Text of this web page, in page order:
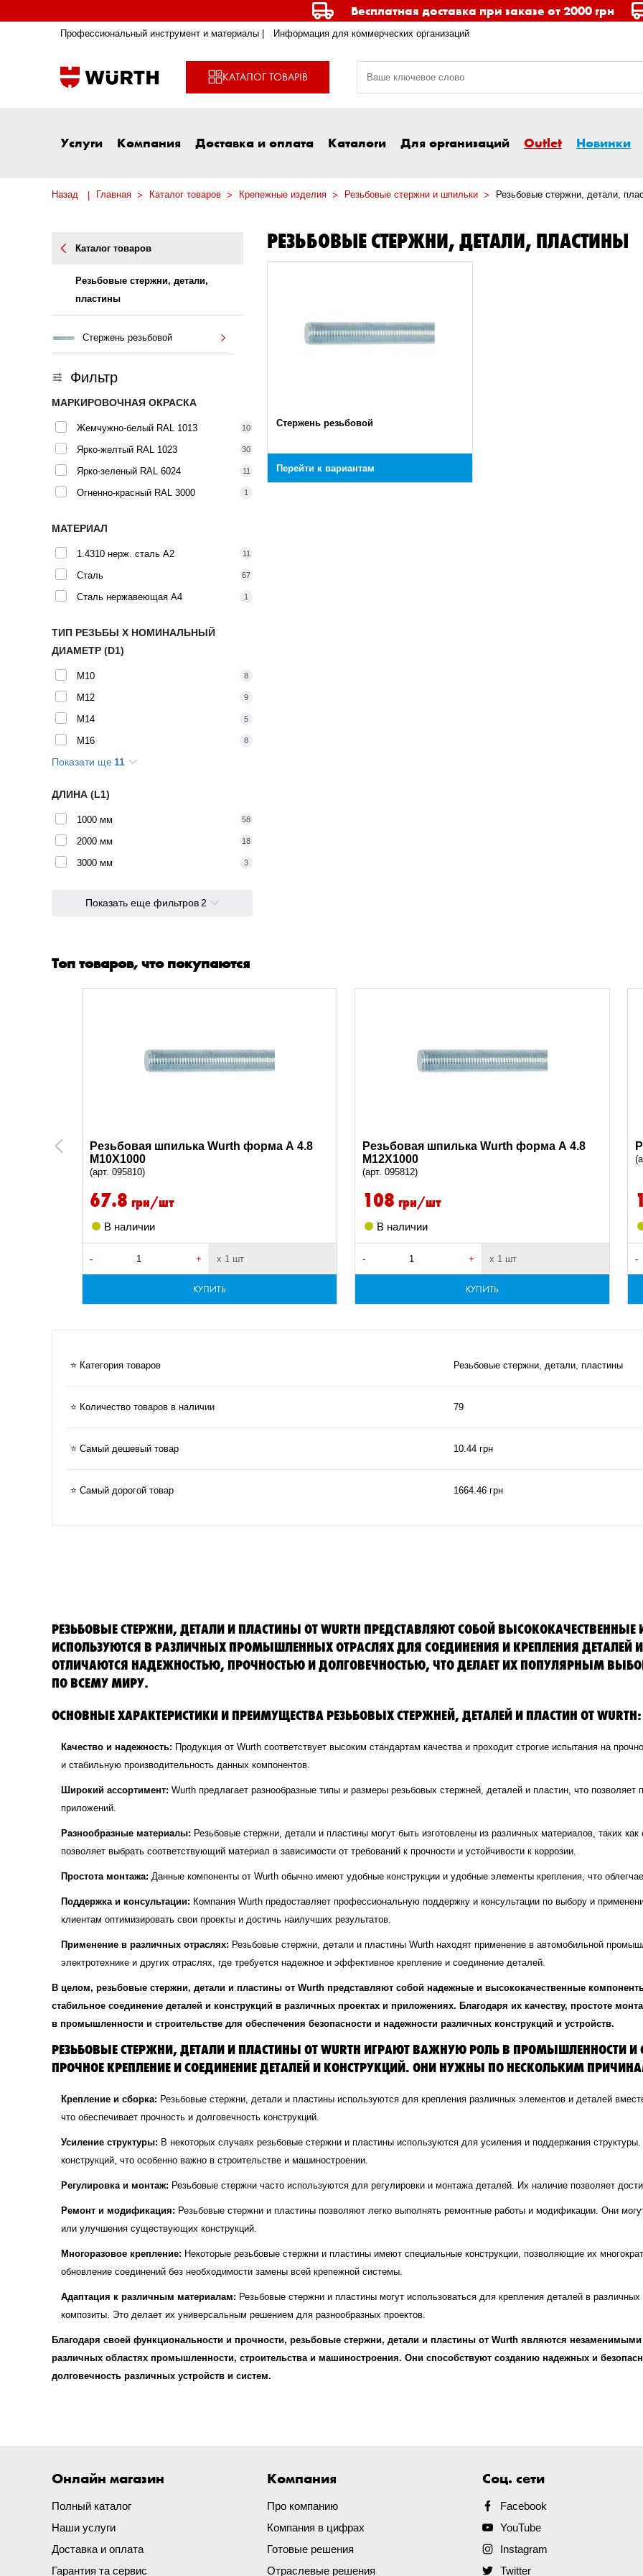
Бесплатная доставка при заказе от 2000 грн
Профессиональный инструмент и материалы | Информация для коммерческих организаций
КАТАЛОГ ТОВАРІВ
Услуги Компания Доставка и оплата Каталоги Для организаций Outlet Новинки
Назад Главная Каталог товаров Крепежные изделия Резьбовые стержни и шпильки Резьбовые стержни, детали,
Каталог товаров
Резьбовые стержни, детали,
пластины
Стержень резьбовой
Фильтр
МАРКИРОВОЧНАЯ ОКРАСКА
Жемчужно-белый RAL 1013 10
Ярко-желтый RAL 1023 30
Ярко-зеленый RAL 6024 11
Огненно-красный RAL 3000 1
МАТЕРИАЛ
1.4310 нерж. сталь A2 11
Сталь 67
Сталь нержавеющая A4 1
ТИП РЕЗЬБЫ X НОМИНАЛЬНЫЙ
ДИАМЕТР (D1)
M10 8
M12 9
M14 5
M16 8
M18
Показати ще 11
ДЛИНА (L1)
1000 мм 58
2000 мм 18
3000 мм 3
Показать еще фильтров 2
РЕЗЬБОВЫЕ СТЕРЖНИ, ДЕТАЛИ, ПЛАСТИНЫ
Стержень резьбовой
Перейти к вариантам
Топ товаров, что покупаются
PreviousРезьбовая шпилька Wurth форма А 4.8
M10X1000
(арт. 095810)
67.8 грн/шт
В наличии
- + х 1 шт
КУПИТЬ
Резьбовая шпилька Wurth форма А 4.8
M12X1000
(арт. 095812)
108 грн/шт
В наличии
- + х 1 шт
КУПИТЬ
-
⭐ Категория товаров Резьбовые стержни, детали, пластины
⭐ Количество товаров в наличии 79
⭐ Самый дешевый товар 10.44 грн
⭐ Самый дорогой товар 1664.46 грн
РЕЗЬБОВЫЕ СТЕРЖНИ, ДЕТАЛИ И ПЛАСТИНЫ ОТ WURTH ПРЕДСТАВЛЯЮТ СОБОЙ
ИСПОЛЬЗУЮТСЯ В РАЗЛИЧНЫХ ПРОМЫШЛЕННЫХ ОТРАСЛЯХ ДЛЯ СОЕДИНЕНИЯ И КРЕПЛЕНИЯ ДЕТАЛЕЙ
ОТЛИЧАЮТСЯ НАДЕЖНОСТЬЮ, ПРОЧНОСТЬЮ И ДОЛГОВЕЧНОСТЬЮ, ЧТО ДЕЛАЕТ ИХ ПОПУЛЯРНЫМ
ПО ВСЕМУ МИРУ.
ОСНОВНЫЕ ХАРАКТЕРИСТИКИ И ПРЕИМУЩЕСТВА РЕЗЬБОВЫХ СТЕРЖНЕЙ, ДЕТАЛЕЙ И ПЛАСТИН ОТ WURTH:
Качество и надежность: Продукция от Wurth соответствует высоким стандартам качества и проходит строгие испытания на
и стабильную производительность данных компонентов.
Широкий ассортимент: Wurth предлагает разнообразные типы и размеры резьбовых стержней, деталей и пластин, что
приложений.
Разнообразные материалы: Резьбовые стержни, детали и пластины могут быть изготовлены из различных материалов, таких
позволяет выбрать соответствующий материал в зависимости от требований к прочности и устойчивости к коррозии.
Простота монтажа: Данные компоненты от Wurth обычно имеют удобные конструкции и удобные элементы крепления, что
Поддержка и консультации: Компания Wurth предоставляет профессиональную поддержку и консультации по выбору и
клиентам оптимизировать свои проекты и достичь наилучших результатов.
Применение в различных отраслях: Резьбовые стержни, детали и пластины Wurth находят применение в автомобильной
электротехнике и других отраслях, где требуется надежное и эффективное крепление и соединение деталей.
В целом, резьбовые стержни, детали и пластины от Wurth представляют собой надежные и высококачественные
стабильное соединение деталей и конструкций в различных проектах и приложениях. Благодаря их качеству, простоте
в промышленности и строительстве для обеспечения безопасности и надежности различных конструкций и устройств.
РЕЗЬБОВЫЕ СТЕРЖНИ, ДЕТАЛИ И ПЛАСТИНЫ ОТ WURTH ИГРАЮТ ВАЖНУЮ РОЛЬ В ПРОМЫШЛЕННОСТИ И
ПРОЧНОЕ КРЕПЛЕНИЕ И СОЕДИНЕНИЕ ДЕТАЛЕЙ И КОНСТРУКЦИЙ. ОНИ НУЖНЫ ПО НЕСКОЛЬКИМ
Крепление и сборка: Резьбовые стержни, детали и пластины используются для крепления различных элементов и деталей
что обеспечивает прочность и долговечность конструкций.
Усиление структуры: В некоторых случаях резьбовые стержни и пластины используются для усиления и поддержания
конструкций, что особенно важно в строительстве и машиностроении.
Регулировка и монтаж: Резьбовые стержни часто используются для регулировки и монтажа деталей. Их наличие позволяет
Ремонт и модификация: Резьбовые стержни и пластины позволяют легко выполнять ремонтные работы и модификации. Они
или улучшения существующих конструкций.
Многоразовое крепление: Некоторые резьбовые стержни и пластины имеют специальные конструкции, позволяющие их
обновление соединений без необходимости замены всей крепежной системы.
Адаптация к различным материалам: Резьбовые стержни и пластины могут использоваться для крепления деталей в
композиты. Это делает их универсальным решением для разнообразных проектов.
Благодаря своей функциональности и прочности, резьбовые стержни, детали и пластины от Wurth являются
различных областях промышленности, строительства и машиностроения. Они способствуют созданию надежных и
долговечность различных устройств и систем.
Онлайн магазин
Полный каталог
Наши услуги
Доставка и оплата
Гарантия та сервис
Компания
Про компанию
Компания в цифрах
Готовые решения
Отраслевые решения
Соц. сети
Facebook
YouTube
Instagram
Twitter